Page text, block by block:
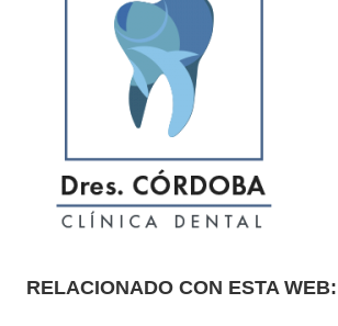
RELACIONADO CON ESTA WEB: